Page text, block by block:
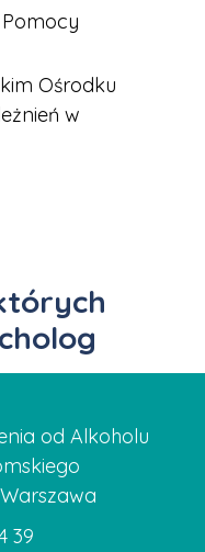
Ośrodku
w
od Alkoholu
39